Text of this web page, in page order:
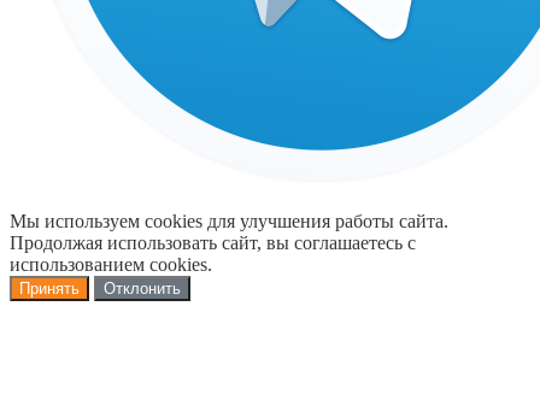
Мы используем cookies для улучшения работы сайта.
Продолжая использовать сайт, вы соглашаетесь с
использованием cookies.
Принять Отклонить